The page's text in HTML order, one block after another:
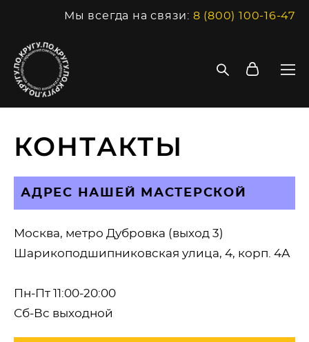
Мы всегда на связи: 8 (800) 100-16-47
КОНТАКТЫ
АДРЕС НАШЕЙ МАСТЕРСКОЙ
Москва, метро Дубровка (выход 3)
Шарикоподшипниковская улица, 4, корп. 4А
Пн-Пт 11:00-20:00
Сб-Вс выходной